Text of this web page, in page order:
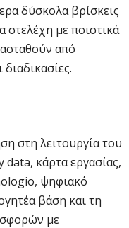
δύσκολα βρίσκεις
στελέχη με ποιοτικά
από
στη λειτουργία του
κάρτα εργασίας,
ψηφιακό
βάση και τη
με